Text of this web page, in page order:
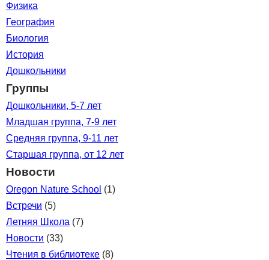
Физика
География
Биология
История
Дошкольники
Группы
Дошкольники, 5-7 лет
Младшая группа, 7-9 лет
Средняя группа, 9-11 лет
Старшая группа, от 12 лет
Новости
Oregon Nature School (1)
Встречи (5)
Летняя Школа (7)
Новости (33)
Чтения в библиотеке (8)